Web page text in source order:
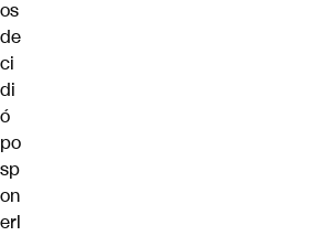
os
de
ci
di
ó
po
sp
on
erl